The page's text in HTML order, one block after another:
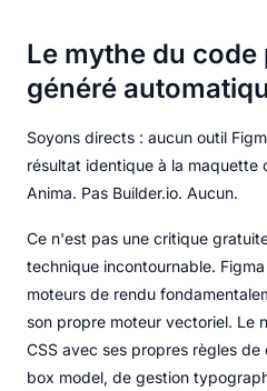
Le mythe du
généré
Soyons directs : aucun outil
résultat identique à la maquette
Anima. Pas Builder.io. Aucun.
Ce n'est pas une critique
technique incontournable.
moteurs de rendu
son propre moteur vectoriel. Le
CSS avec ses propres règles
box model, de gestion